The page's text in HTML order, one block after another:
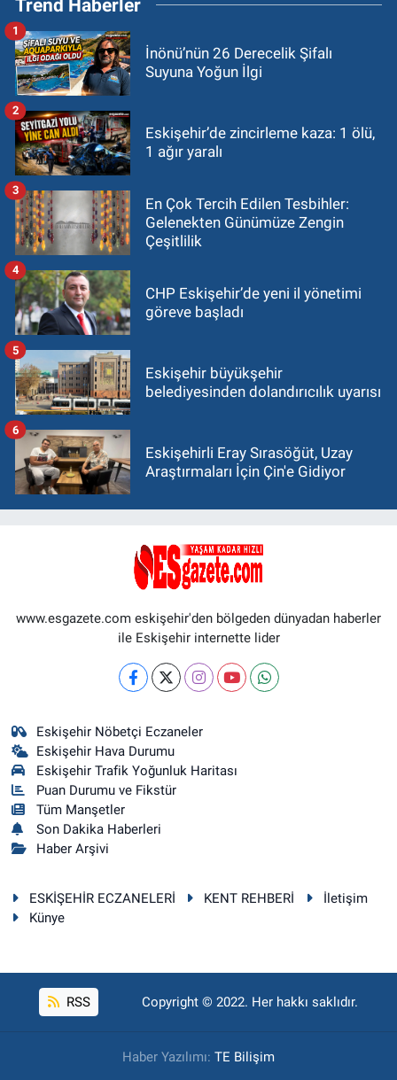
Trend Haberler
İnönü’nün 26 Derecelik Şifalı
Suyuna Yoğun İlgi
1
Eskişehir’de zincirleme kaza: 1 ölü,
1 ağır yaralı
2
En Çok Tercih Edilen Tesbihler:
Gelenekten Günümüze Zengin
Çeşitlilik
3
CHP Eskişehir’de yeni il yönetimi
göreve başladı
4
Eskişehir büyükşehir
belediyesinden dolandırıcılık uyarısı
5
Eskişehirli Eray Sırasöğüt, Uzay
Araştırmaları İçin Çin'e Gidiyor
6
www.esgazete.com eskişehir'den bölgeden dünyadan haberler
ile Eskişehir internette lider
Eskişehir Nöbetçi Eczaneler
Eskişehir Hava Durumu
Eskişehir Trafik Yoğunluk Haritası
Puan Durumu ve Fikstür
Tüm Manşetler
Son Dakika Haberleri
Haber Arşivi
ESKİŞEHİR ECZANELERİ KENT REHBERİ
İletişim
Künye
RSS Copyright © 2022. Her hakkı saklıdır.
Haber Yazılımı: TE Bilişim